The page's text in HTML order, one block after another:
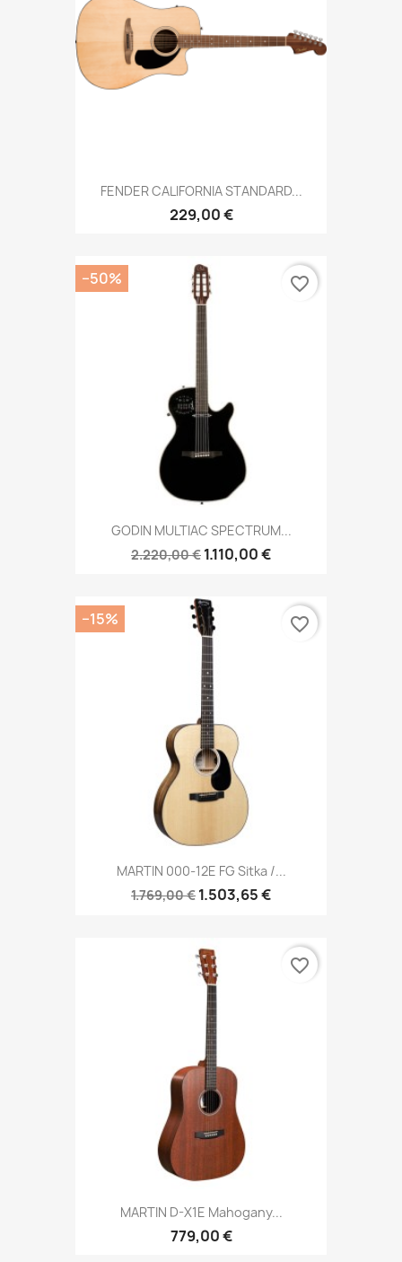
FENDER CALIFORNIA STANDARD...
229,00 €
GODIN MULTIAC SPECTRUM...
2.220,00 € 1.110,00 €
−50% favorite_border
MARTIN 000-12E FG Sitka /...
1.769,00 € 1.503,65 €
−15% favorite_border
MARTIN D-X1E Mahogany...
779,00 €
favorite_border